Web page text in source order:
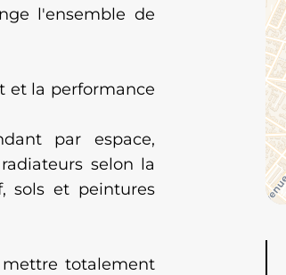
l'ensemble de
et la performance
par espace,
selon la
sols et peintures
totalement